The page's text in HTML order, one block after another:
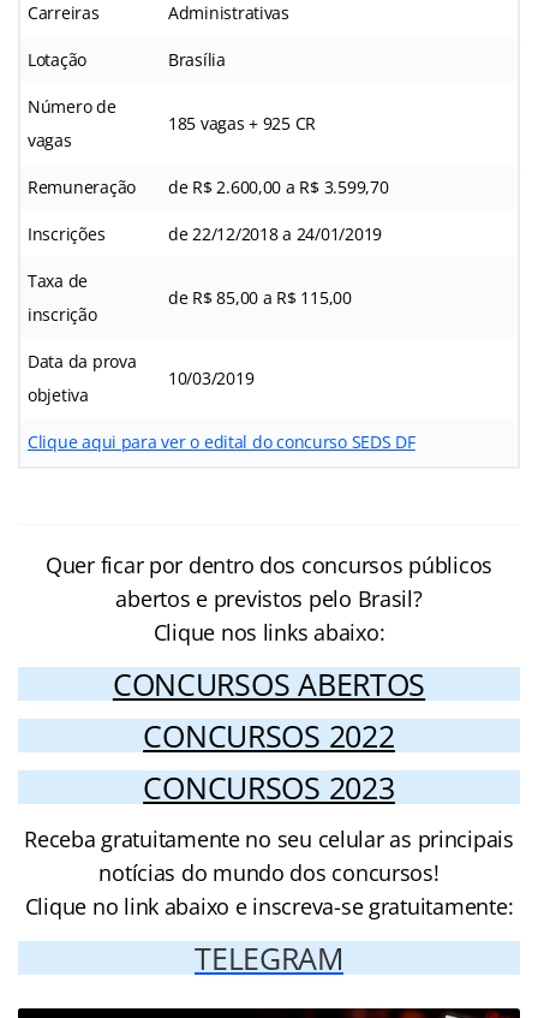
Carreiras Administrativas
Lotação Brasília
Número de
vagas
185 vagas + 925 CR
Remuneração de R$ 2.600,00 a R$ 3.599,70
Inscrições de 22/12/2018 a 24/01/2019
Taxa de
inscrição
de R$ 85,00 a R$ 115,00
Data da prova
objetiva
10/03/2019
Clique aqui para ver o edital do concurso SEDS DF
Quer ficar por dentro dos concursos públicos
abertos e previstos pelo Brasil?
Clique nos links abaixo:
CONCURSOS ABERTOS
CONCURSOS 2022
CONCURSOS 2023
Receba gratuitamente no seu celular as principais
notícias do mundo dos concursos!
Clique no link abaixo e inscreva-se gratuitamente:
TELEGRAM